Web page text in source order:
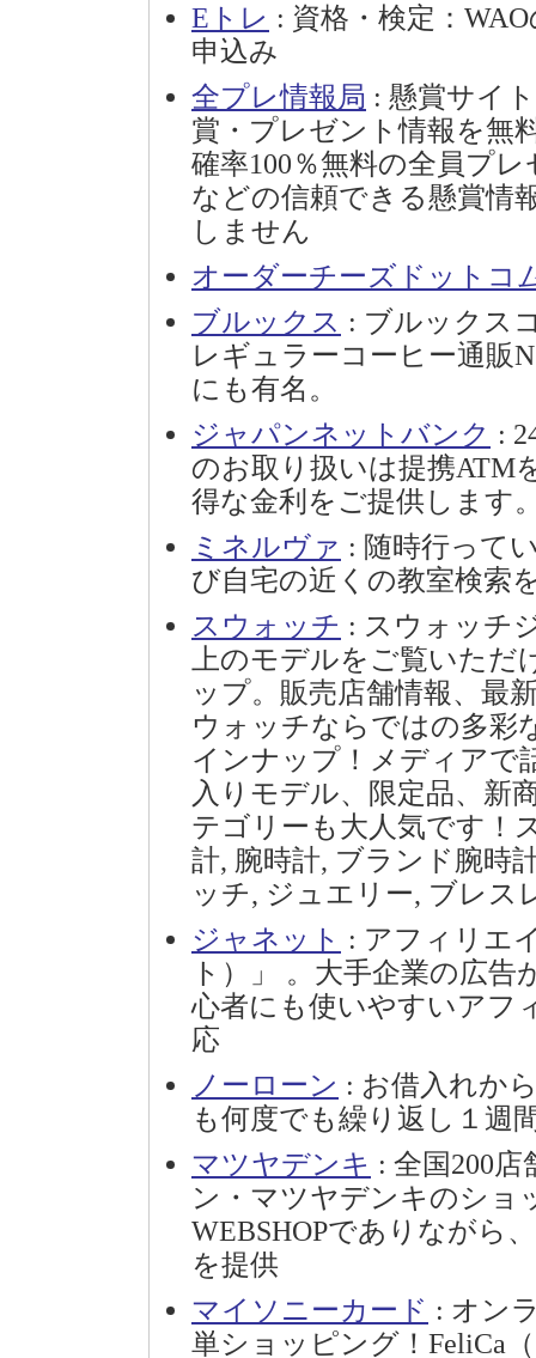
Eトレ : 資格・検定：
申込み
全プレ情報局 : 懸賞サイ
賞・プレゼント情報を無
確率100％無料の全員プ
などの信頼できる懸賞情
しません
オーダーチーズドットコ
ブルックス : ブルックス
レギュラーコーヒー通販
にも有名。
ジャパンネットバンク :
のお取り扱いは提携ATM
得な金利をご提供します
ミネルヴァ : 随時行って
び自宅の近くの教室検索
スウォッチ : スウォッチ
上のモデルをご覧いた
ップ。販売店舗情報、最
ウォッチならではの多彩
インナップ！メディアで
入りモデル、限定品、新
テゴリーも大人気です！
計, 腕時計, ブランド腕時
ッチ, ジュエリー, ブレス
ジャネット : アフィリエ
ト）」 。大手企業の広
心者にも使いやすいアフ
応
ノーローン : お借入れか
も何度でも繰り返し１週
マツヤデンキ : 全国200
ン・マツヤデンキのショ
WEBSHOPでありながら
を提供
マイソニーカード : オン
単ショッピング！FeliCa